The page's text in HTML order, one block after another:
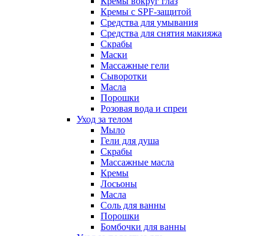
Кремы с SPF-защитой
Средства для умывания
Средства для снятия макияжа
Скрабы
Маски
Массажные гели
Сыворотки
Масла
Порошки
Розовая вода и спреи
Уход за телом
Мыло
Гели для душа
Скрабы
Массажные масла
Кремы
Лосьоны
Масла
Соль для ванны
Порошки
Бомбочки для ванны